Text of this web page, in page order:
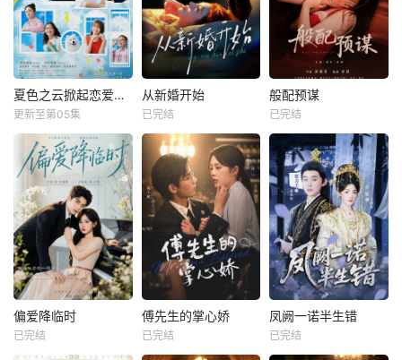
夏色之云掀起恋爱与风暴
更新至第05集
从新婚开始
已完结
般配预谋
已完结
偏爱降临时
已完结
傅先生的掌心娇
已完结
凤阙一诺半生错
已完结